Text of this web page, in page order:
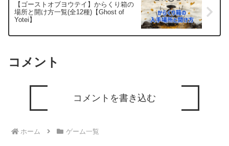
【ゴーストオブヨウテイ】からくり箱の
場所と開け方一覧(全12種)【Ghost of
Yotei】
コメント
コメントを書き込む
ホーム ゲーム一覧